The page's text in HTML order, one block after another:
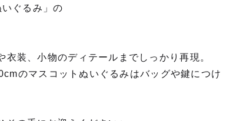
ぐるみ」の
装、小物のディテールまでしっかり再現。
のマスコットぬいぐるみはバッグや鍵につけ